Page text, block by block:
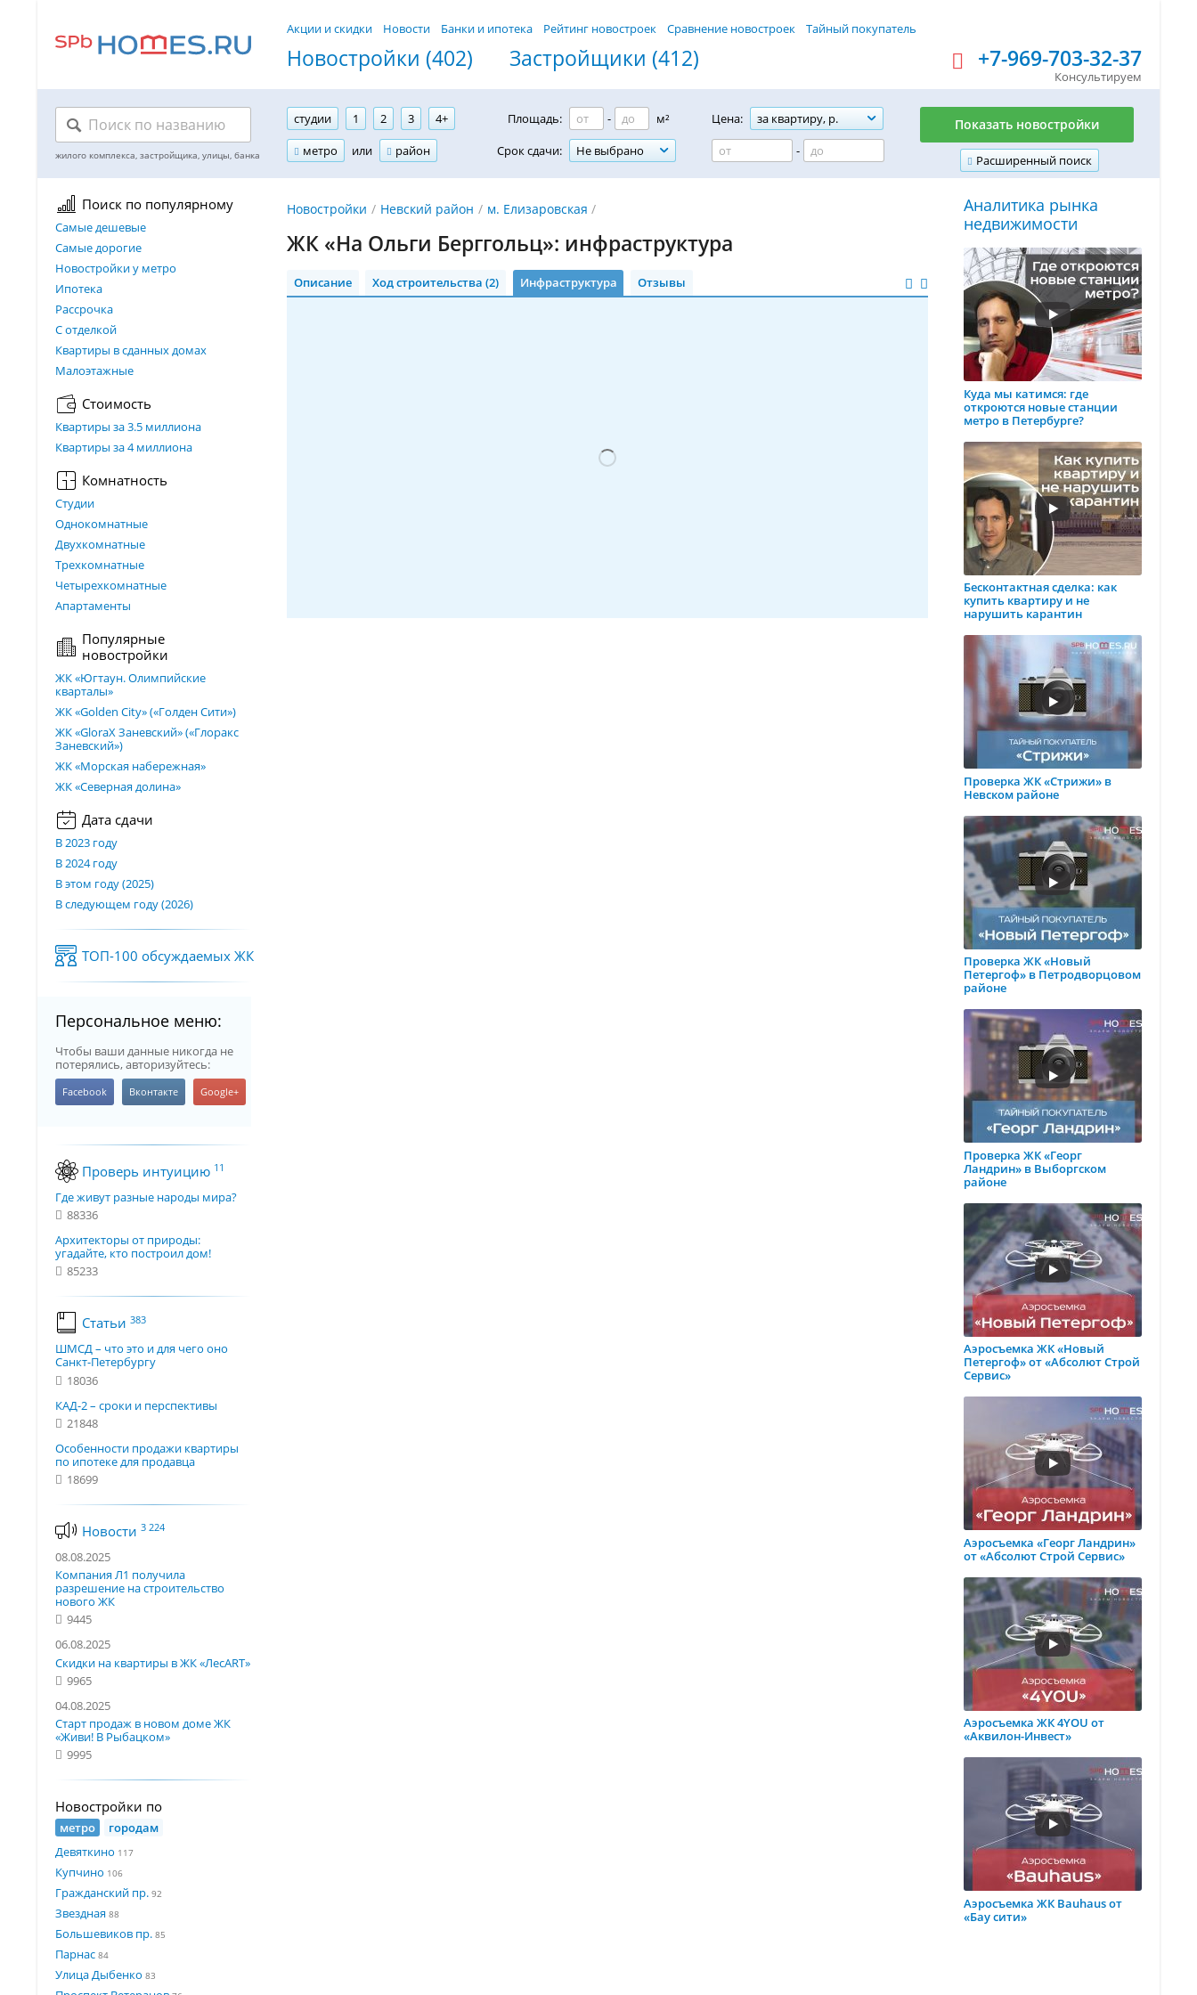
Акции и скидки Новости Банки и ипотека Рейтинг новостроек Сравнение новостроек Тайный покупатель
Новостройки (402) Застройщики (412) +7-969-703-32-37
Консультируем
студии 1 2 3
4+
метро
или район
Площадь: -
м²
Срок сдачи:
Не выбрано
Цена:
за квартиру, р.
-
Расширенный поиск
Показать новостройки
Поиск по популярному
Самые дешевые
Самые дорогие
Новостройки у метро
Ипотека
Рассрочка
С отделкой
Квартиры в сданных домах
Малоэтажные
Стоимость
Квартиры за 3.5 миллиона
Квартиры за 4 миллиона
Комнатность
Студии
Однокомнатные
Двухкомнатные
Трехкомнатные
Четырехкомнатные
Апартаменты
Популярные
новостройки
ЖК «Югтаун. Олимпийские
кварталы»
ЖК «Golden City» («Голден Сити»)
ЖК «GloraX Заневский»​ («Глоракс
Заневский»)
ЖК «Морская набережная»
ЖК «Северная долина»
Дата сдачи
В 2023 году
В 2024 году
В этом году (2025)
В следующем году (2026)
ТОП-100 обсуждаемых ЖК
Персональное меню:
Чтобы ваши данные никогда не
потерялись, авторизуйтесь:
Проверь интуицию 11
Где живут разные народы мира?
88336
Архитекторы от природы:
угадайте, кто построил дом!
85233
Статьи 383
ШМСД – что это и для чего оно
Санкт-Петербургу
18036
КАД-2 – сроки и перспективы
21848
Особенности продажи квартиры
по ипотеке для продавца
18699
Новости 3 224
08.08.2025
Компания Л1 получила
разрешение на строительство
нового ЖК
9445
06.08.2025
Скидки на квартиры в ЖК «ЛесART»
9965
04.08.2025
Старт продаж в новом доме ЖК
«Живи! В Рыбацком»
9995
Новостройки по
метро
городам
Девяткино 117
Купчино 106
Гражданский пр. 92
Звездная 88
Большевиков пр. 85
Парнас 84
Улица Дыбенко 83
Новостройки Невский район м. Елизаровская
ЖК «На Ольги Берггольц»: инфраструктура
Описание Ход строительства (2) Инфраструктура Отзывы
Аналитика рынка
недвижимости
Куда мы катимся: где
откроются новые станции
метро в Петербурге?
Бесконтактная сделка: как
купить квартиру и не
нарушить карантин
Проверка ЖК «Стрижи» в
Невском районе
Проверка ЖК «Новый
Петергоф» в Петродворцовом
районе
Проверка ЖК «Георг
Ландрин» в Выборгском
районе
Аэросъемка ЖК «Новый
Петергоф» от «Абсолют Строй
Сервис»
Аэросъемка «Георг Ландрин»
от «Абсолют Строй Сервис»
Аэросъемка ЖК 4YOU от
«Аквилон-Инвест»
Аэросъемка ЖК Bauhaus от
«Бау сити»